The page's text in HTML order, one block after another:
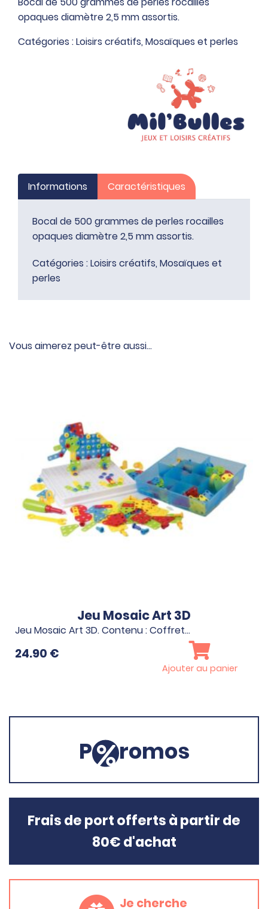
de
500
grammes
opaques diamètre 2,5 mm assortis.
Catégories :Loisirs créatifs, Mosaïques et perles
Informations Caractéristiques
Bocal de 500 grammes de perles rocailles
opaques diamètre 2,5 mm assortis.
Catégories :Loisirs créatifs, Mosaïques et
perles
Vous aimerez peut-être aussi…
Jeu Mosaic Art 3D
Jeu Mosaic Art 3D. Contenu : Coffret…
24.90 €
Ajouter au panier
P romos
Frais de port offerts à partir de
80€ d'achat
Je cherche